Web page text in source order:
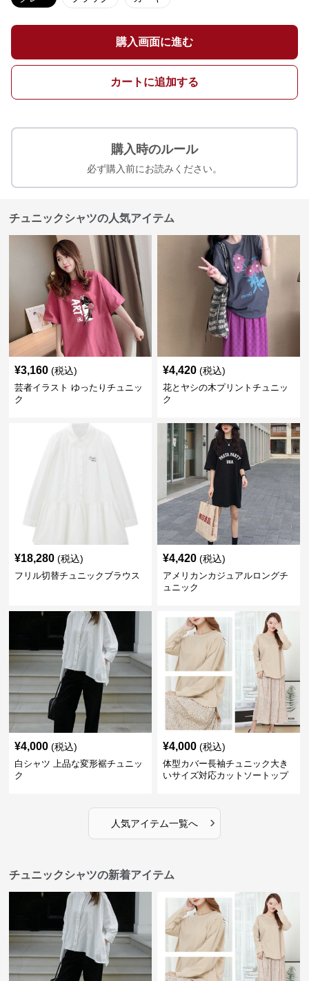
購入画面に進む
カートに追加する
購入時のルール
必ず購入前にお読みください。
チュニックシャツの人気アイテム
¥3,160 (税込)
芸者イラスト ゆったりチュニッ
ク
¥4,420 (税込)
花とヤシの木プリントチュニッ
ク
¥18,280 (税込)
フリル切替チュニックブラウス
¥4,420 (税込)
アメリカンカジュアルロングチ
ュニック
¥4,000 (税込)
白シャツ 上品な変形裾チュニッ
ク
¥4,000 (税込)
体型カバー長袖チュニック大き
いサイズ対応カットソートップ
人気アイテム一覧へ ›
チュニックシャツの新着アイテム